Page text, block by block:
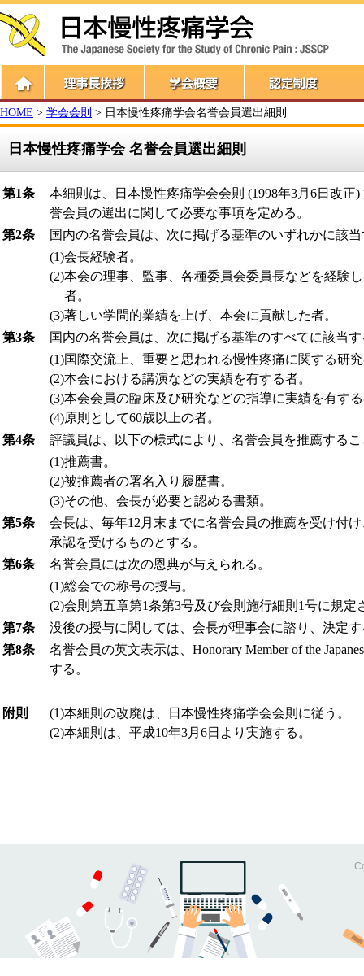
HOME > 学会会則 > 日本慢性疼痛学会名誉会員選出細則
日本慢性疼痛学会 名誉会員選出細則
第1条
本細則は、日本慢性疼痛学会会則 (1998年3月6日改
誉会員の選出に関して必要な事項を定める。
第2条
国内の名誉会員は、次に掲げる基準のいずれかに該
(1)会長経験者。
(2)本会の理事、監事、各種委員会委員長などを経験
者。
(3)著しい学問的業績を上げ、本会に貢献した者。
第3条
国内の名誉会員は、次に掲げる基準のすべてに該当
(1)国際交流上、重要と思われる慢性疼痛に関する研
(2)本会における講演などの実績を有する者。
(3)本会会員の臨床及び研究などの指導に実績を有す
(4)原則として60歳以上の者。
第4条
評議員は、以下の様式により、名誉会員を推薦する
(1)推薦書。
(2)被推薦者の署名入り履歴書。
(3)その他、会長が必要と認める書類。
第5条
会長は、毎年12月末までに名誉会員の推薦を受け付
承認を受けるものとする。
第6条
名誉会員には次の恩典が与えられる。
(1)総会での称号の授与。
(2)会則第五章第1条第3号及び会則施行細則1号に規定
第7条
没後の授与に関しては、会長が理事会に諮り、決定
第8条
名誉会員の英文表示は、Honorary Member of the
する。
附則 (1)本細則の改廃は、日本慢性疼痛学会会則に従う。
(2)本細則は、平成10年3月6日より実施する。